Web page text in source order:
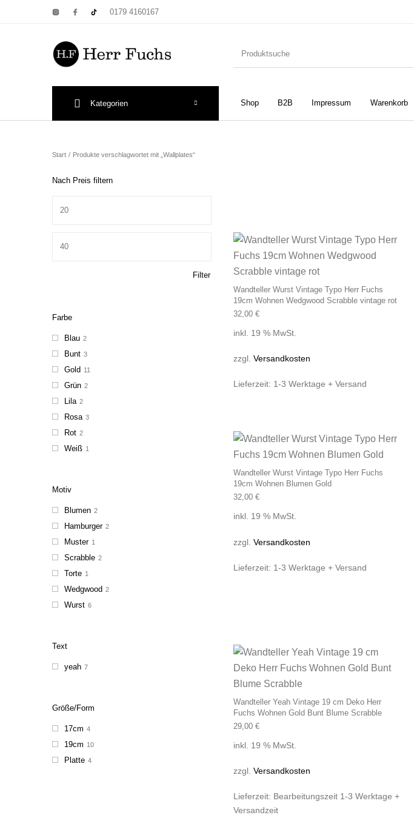
0179 4160167
Shop B2B Impressum Warenkorb
Kategorien
Start / Produkte verschlagwortet mit „Wallplates“
Nach Preis filtern
Filter
Farbe
Blau 2
Bunt 3
Gold 11
Grün 2
Lila 2
Rosa 3
Rot 2
Weiß 1
Motiv
Blumen 2
Hamburger 2
Muster 1
Scrabble 2
Torte 1
Wedgwood 2
Wurst 6
Text
yeah 7
Größe/Form
17cm 4
19cm 10
Platte 4
Wandteller Wurst Vintage Typo Herr Fuchs
19cm Wohnen Wedgwood Scrabble vintage rot
32,00 €
inkl. 19 % MwSt.
zzgl. Versandkosten
Lieferzeit: 1-3 Werktage + Versand
Wandteller Wurst Vintage Typo Herr Fuchs
19cm Wohnen Blumen Gold
32,00 €
inkl. 19 % MwSt.
zzgl. Versandkosten
Lieferzeit: 1-3 Werktage + Versand
Wandteller Yeah Vintage 19 cm Deko Herr
Fuchs Wohnen Gold Bunt Blume Scrabble
29,00 €
inkl. 19 % MwSt.
zzgl. Versandkosten
Lieferzeit: Bearbeitungszeit 1-3 Werktage +
Versandzeit